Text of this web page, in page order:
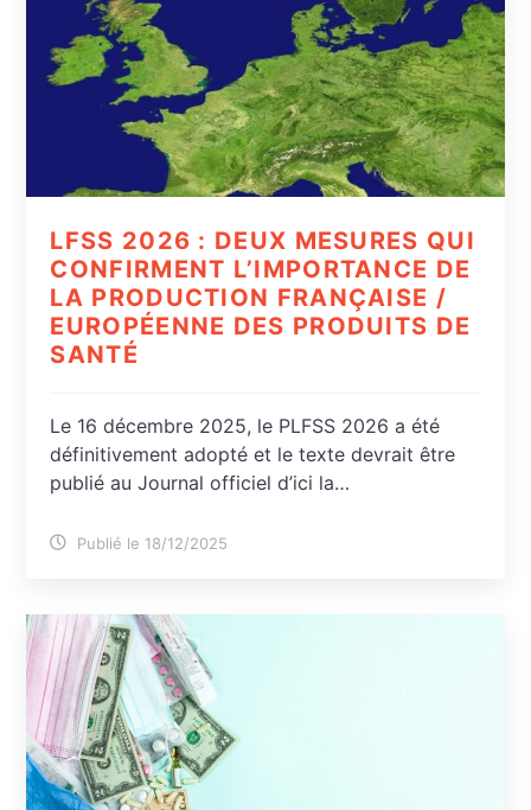
LFSS 2026 : DEUX MESURES QUI
CONFIRMENT L’IMPORTANCE DE
LA PRODUCTION FRANÇAISE /
EUROPÉENNE DES PRODUITS DE
SANTÉ
Le 16 décembre 2025, le PLFSS 2026 a été
définitivement adopté et le texte devrait être
publié au Journal officiel d’ici la…
Publié le 18/12/2025